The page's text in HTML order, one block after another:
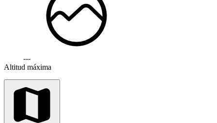
---
Altitud máxima